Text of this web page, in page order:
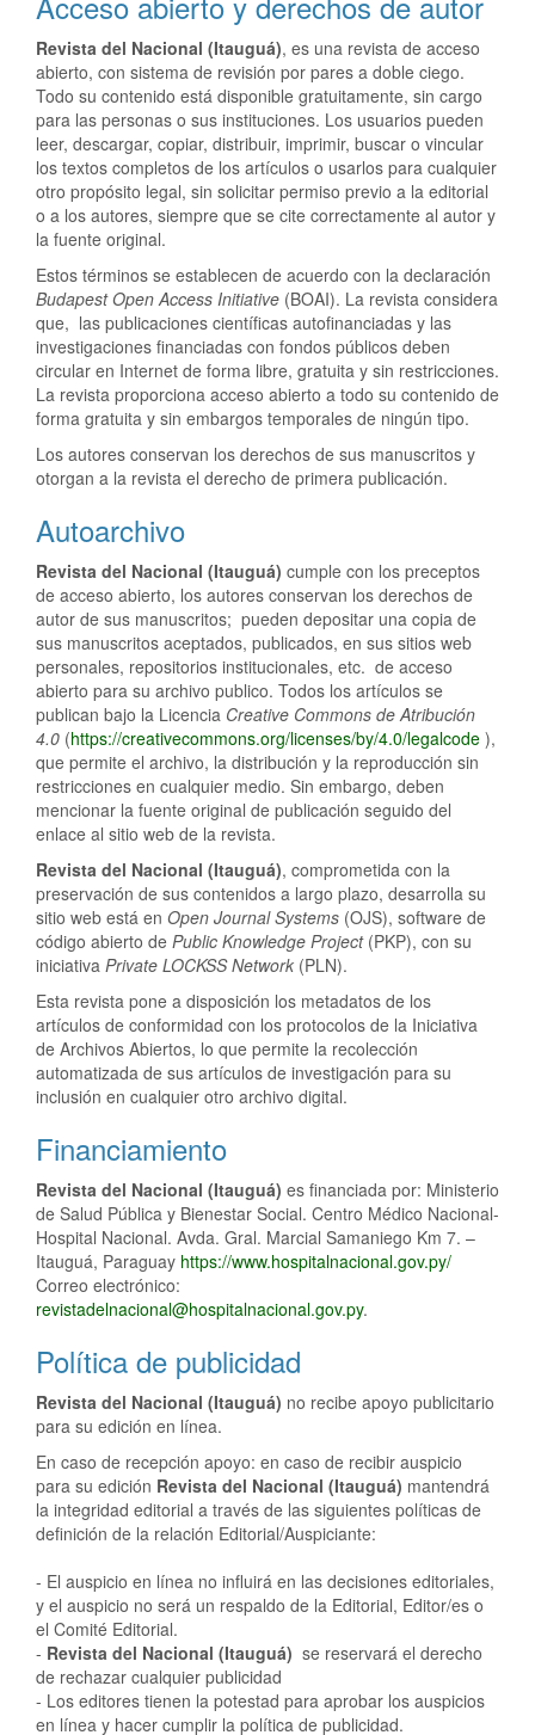
Revista del Nacional (Itauguá), es una revista de acceso
abierto, con sistema de revisión por pares a doble ciego.
Todo su contenido está disponible gratuitamente, sin cargo
para las personas o sus instituciones. Los usuarios pueden
leer, descargar, copiar, distribuir, imprimir, buscar o vincular
los textos completos de los artículos o usarlos para cualquier
otro propósito legal, sin solicitar permiso previo a la editorial
o a los autores, siempre que se cite correctamente al autor y
la fuente original.
Estos términos se establecen de acuerdo con la declaración
Budapest Open Access Initiative (BOAI). La revista considera
que, las publicaciones científicas autofinanciadas y las
investigaciones financiadas con fondos públicos deben
circular en Internet de forma libre, gratuita y sin restricciones.
La revista proporciona acceso abierto a todo su contenido de
forma gratuita y sin embargos temporales de ningún tipo.
Los autores conservan los derechos de sus manuscritos y
otorgan a la revista el derecho de primera publicación.
Autoarchivo
Revista del Nacional (Itauguá) cumple con los preceptos
de acceso abierto, los autores conservan los derechos de
autor de sus manuscritos; pueden depositar una copia de
sus manuscritos aceptados, publicados, en sus sitios web
personales, repositorios institucionales, etc. de acceso
abierto para su archivo publico. Todos los artículos se
publican bajo la Licencia Creative Commons de Atribución
4.0 (https://creativecommons.org/licenses/by/4.0/legalcode ),
que permite el archivo, la distribución y la reproducción sin
restricciones en cualquier medio. Sin embargo, deben
mencionar la fuente original de publicación seguido del
enlace al sitio web de la revista.
Revista del Nacional (Itauguá), comprometida con la
preservación de sus contenidos a largo plazo, desarrolla su
sitio web está en Open Journal Systems (OJS), software de
código abierto de Public Knowledge Project(PKP), con su
iniciativa Private LOCKSS Network (PLN).
Esta revista pone a disposición los metadatos de los
artículos de conformidad con los protocolos de la Iniciativa
de Archivos Abiertos, lo que permite la recolección
automatizada de sus artículos de investigación para su
inclusión en cualquier otro archivo digital.
Financiamiento
Revista del Nacional (Itauguá) es financiada por: Ministerio
de Salud Pública y Bienestar Social. Centro Médico Nacional-
Hospital Nacional. Avda. Gral. Marcial Samaniego Km 7. –
Itauguá, Paraguay https://www.hospitalnacional.gov.py/
Correo electrónico:
revistadelnacional@hospitalnacional.gov.py.
Política de publicidad
Revista del Nacional (Itauguá) no recibe apoyo publicitario
para su edición en línea.
En caso de recepción apoyo: en caso de recibir auspicio
para su edición Revista del Nacional (Itauguá) mantendrá
la integridad editorial a través de las siguientes políticas de
definición de la relación Editorial/Auspiciante:
- El auspicio en línea no influirá en las decisiones editoriales,
y el auspicio no será un respaldo de la Editorial, Editor/es o
el Comité Editorial.
- Revista del Nacional (Itauguá) se reservará el derecho
de rechazar cualquier publicidad
- Los editores tienen la potestad para aprobar los auspicios
en línea y hacer cumplir la política de publicidad.